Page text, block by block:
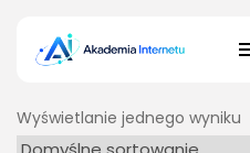
Wyświetlanie jednego wyniku